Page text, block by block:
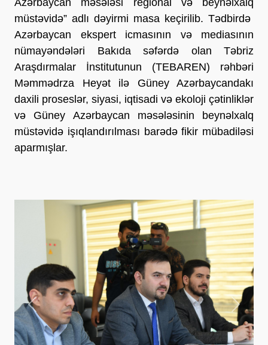
müstəvidə” adlı dəyirmi masa keçirilib. Tədbirdə
Azərbaycan ekspert icmasının və mediasının
nümayəndələri Bakıda səfərdə olan Təbriz
Araşdırmalar İnstitutunun (TEBAREN) rəhbəri
Məmmədrza Heyət ilə Güney Azərbaycandakı
daxili proseslər, siyasi, iqtisadi və ekoloji çətinliklər
və Güney Azərbaycan məsələsinin beynəlxalq
müstəvidə işıqlandırılması barədə fikir mübadiləsi
aparmışlar.
Previous Next